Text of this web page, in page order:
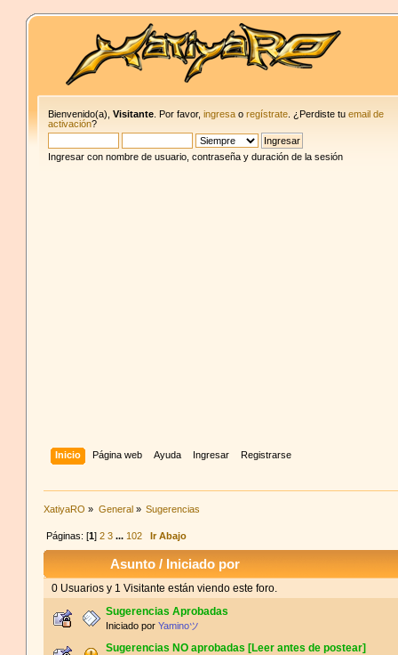
Bienvenido(a),Visitante . Por favor,ingresa oregístrate . ¿Perdiste tuemail de
activación?
Ingresar con nombre de usuario, contraseña y duración de la sesión
Inicio Página web Ayuda Ingresar Registrarse
XatiyaRO » General» Sugerencias
Páginas: [1] 2 3 ... 102 Ir Abajo
Asunto / Iniciado por
0 Usuarios y 1 Visitante están viendo este foro.
Sugerencias Aprobadas
Iniciado porYaminoツ
Sugerencias NO aprobadas [Leer antes de postear]